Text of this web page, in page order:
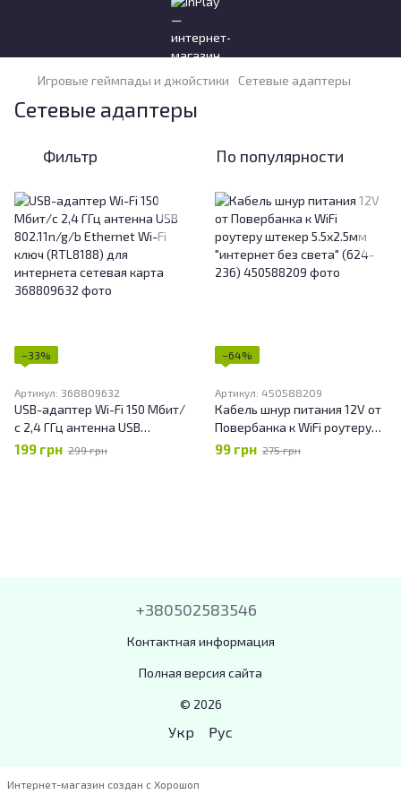
Игровые геймпады и джойстики Сетевые адаптеры
Сетевые адаптеры
Фильтр По популярности
−33%
Артикул: 368809632
USB-адаптер Wi-Fi 150 Мбит/
с 2,4 ГГц антенна USB
802.11n/g/b Ethernet Wi-Fi
199 грн 299 грн
−64%
Артикул: 450588209
Кабель шнур питания 12V от
Повербанка к WiFi роутеру
штекер 5.5х2.5мм "интернет
99 грн 275 грн
+380502583546
Контактная информация
Полная версия сайта
© 2026
Укр Рус
Интернет-магазин создан с Хорошоп